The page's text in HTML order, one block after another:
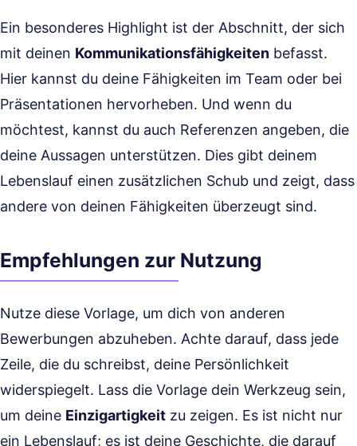
Ein besonderes Highlight ist der Abschnitt, der sich
mit deinen Kommunikationsfähigkeiten befasst.
Hier kannst du deine Fähigkeiten im Team oder bei
Präsentationen hervorheben. Und wenn du
möchtest, kannst du auch Referenzen angeben, die
deine Aussagen unterstützen. Dies gibt deinem
Lebenslauf einen zusätzlichen Schub und zeigt, dass
andere von deinen Fähigkeiten überzeugt sind.
Empfehlungen zur Nutzung
Nutze diese Vorlage, um dich von anderen
Bewerbungen abzuheben. Achte darauf, dass jede
Zeile, die du schreibst, deine Persönlichkeit
widerspiegelt. Lass die Vorlage dein Werkzeug sein,
um deine Einzigartigkeit zu zeigen. Es ist nicht nur
ein Lebenslauf; es ist deine Geschichte, die darauf